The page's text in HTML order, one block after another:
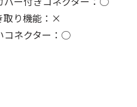
取り機能：×
コネクター：○